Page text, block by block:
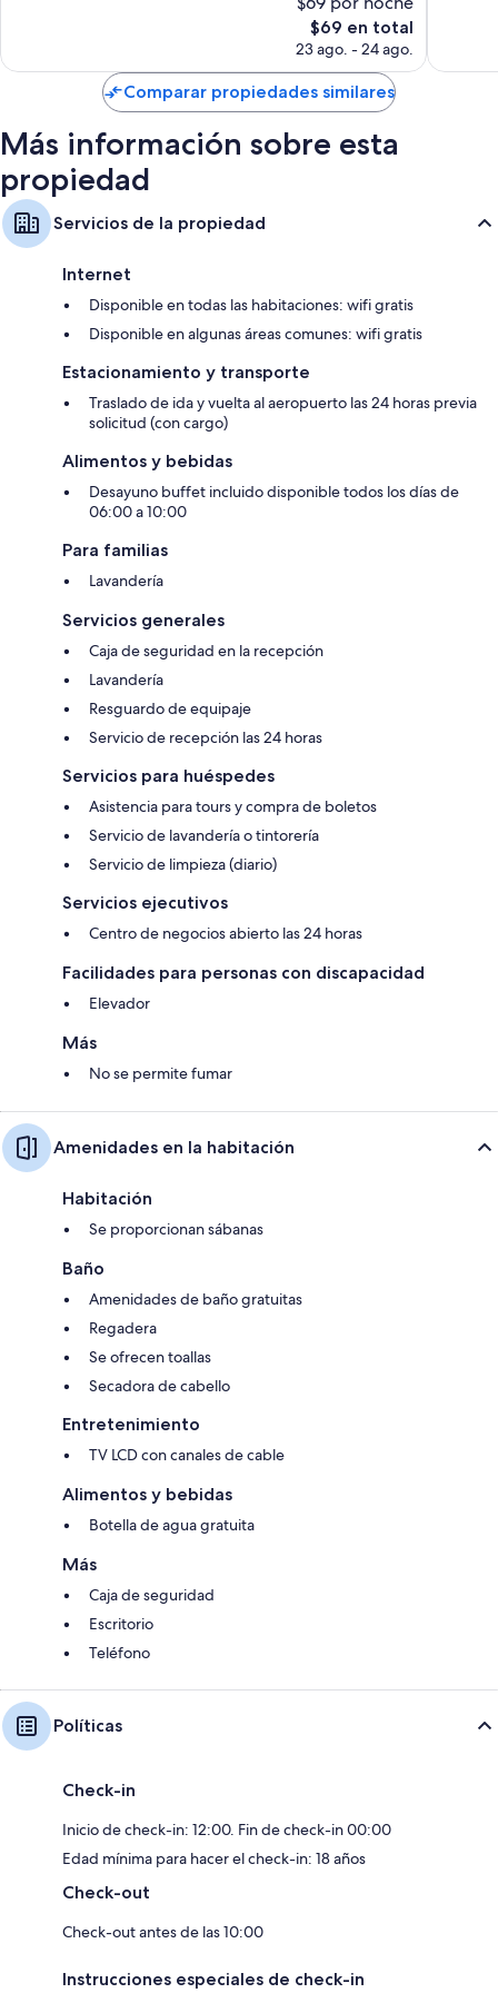
El
precio
es
$69 en total
23 ago. - 24 ago.
Comparar propiedades similares
Más información sobre esta
propiedad
Servicios de la propiedad
Internet
Disponible en todas las habitaciones: wifi gratis
Disponible en algunas áreas comunes: wifi gratis
Estacionamiento y transporte
Traslado de ida y vuelta al aeropuerto las 24 horas previa
solicitud (con cargo)
Alimentos y bebidas
Desayuno buffet incluido disponible todos los días de
06:00 a 10:00
Para familias
Lavandería
Servicios generales
Caja de seguridad en la recepción
Lavandería
Resguardo de equipaje
Servicio de recepción las 24 horas
Servicios para huéspedes
Asistencia para tours y compra de boletos
Servicio de lavandería o tintorería
Servicio de limpieza (diario)
Servicios ejecutivos
Centro de negocios abierto las 24 horas
Facilidades para personas con discapacidad
Elevador
Más
No se permite fumar
Amenidades en la habitación
Habitación
Se proporcionan sábanas
Baño
Amenidades de baño gratuitas
Regadera
Se ofrecen toallas
Secadora de cabello
Entretenimiento
TV LCD con canales de cable
Alimentos y bebidas
Botella de agua gratuita
Más
Caja de seguridad
Escritorio
Teléfono
Políticas
Check-in
Inicio de check-in: 12:00. Fin de check-in 00:00
Edad mínima para hacer el check-in: 18 años
Check-out
Check-out antes de las 10:00
Instrucciones especiales de check-in